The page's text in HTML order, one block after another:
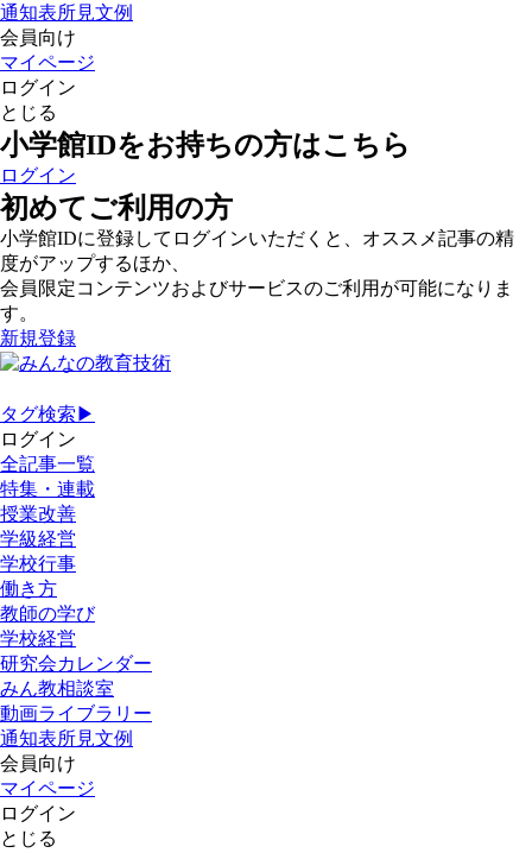
通知表所見文例
会員向け
マイページ
ログイン
とじる
小学館IDをお持ちの方はこちら
ログイン
初めてご利用の方
小学館IDに登録してログインいただくと、オススメ記事の精
度がアップするほか、
会員限定コンテンツおよびサービスのご利用が可能になりま
す。
新規登録
タグ検索▶
ログイン
全記事一覧
特集・連載
授業改善
学級経営
学校行事
働き方
教師の学び
学校経営
研究会カレンダー
みん教相談室
動画ライブラリー
通知表所見文例
会員向け
マイページ
ログイン
とじる